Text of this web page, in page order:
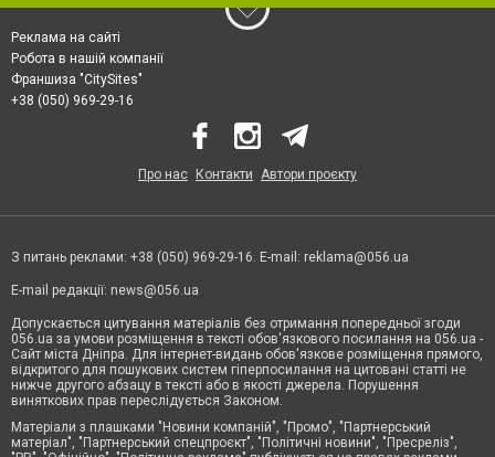
Реклама на сайті
Робота в нашій компанії
Франшиза "CitySites"
+38 (050) 969-29-16
Про нас Контакти Автори проєкту
З питань реклами: +38 (050) 969-29-16. E-mail: reklama@056.ua
E-mail редакції: news@056.ua
Допускається цитування матеріалів без отримання попередньої згоди
056.ua за умови розміщення в тексті обов'язкового посилання на 056.ua -
Сайт міста Дніпра. Для інтернет-видань обов'язкове розміщення прямого,
відкритого для пошукових систем гіперпосилання на цитовані статті не
нижче другого абзацу в тексті або в якості джерела. Порушення
виняткових прав переслідується Законом.
Матеріали з плашками "Новини компаній", "Промо", "Партнерський
матеріал", "Партнерський спецпроєкт", "Політичні новини", "Пресреліз",